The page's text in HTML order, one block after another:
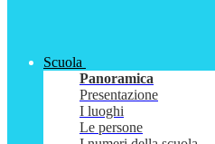
Scuola
Panoramica
Presentazione
I luoghi
Le persone